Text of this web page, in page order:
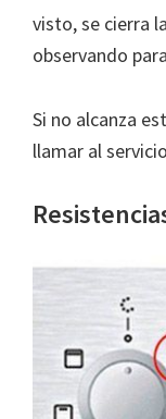
visto, se cierra
observando
Si no alcanza
llamar al